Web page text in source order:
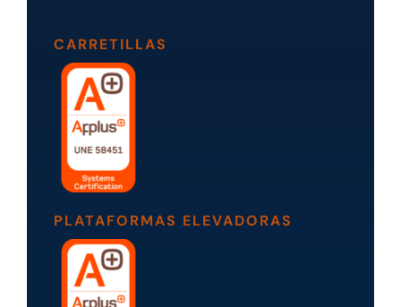
CARRETILLAS
PLATAFORMAS ELEVADORAS